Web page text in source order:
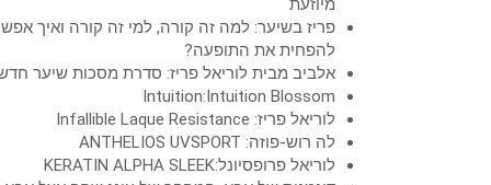
מיוזעת
פריז בשיער: למה זה קורה, למי זה קורה ואיך
להפחית את התופעה?
אלביב מבית לוריאל פריז: סדרת מסכות שיער
Intuition:Intuition Blossom
לוריאל פריז: Infallible Laque Resistance
לה רוש-פוזה: ANTHELIOS UVSPORT
לוריאל פרופסיונל:KERATIN ALPHA SLEEK